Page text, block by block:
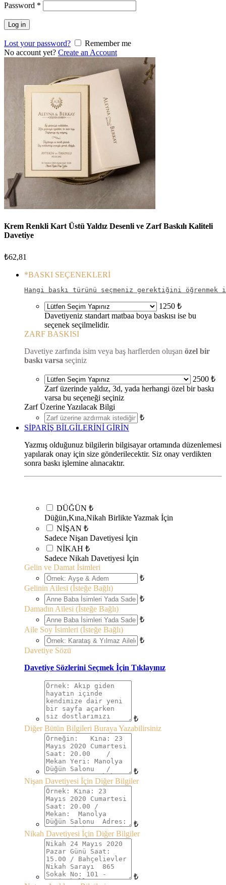
Password *
Log in
Lost your password?
Remember me
No account yet? Create an Account
Krem Renkli Kart Üstü Yaldız Desenli ve Zarf Baskılı Kaliteli
Davetiye
₺62,81
*BASKI SEÇENEKLERİ
Hangi baskı türünü seçmeniz gerektiğini öğrenmek
1250 ₺
Davetiyeniz standart matbaa boya baskısı ise bu
seçenek seçilmelidir.
ZARF BASKISI
Davetiye zarfında isim veya baş harflerden oluşan özel bir
baskı varsa seçiniz
2500 ₺
Zarf üzerinde yaldız, 3d, yada herhangi özel bir baskı
varsa bu seçeneği seçiniz
Zarf Üzerine Yazılacak Bilgi
₺
SİPARİŞ BİLGİLERİNİ GİRİN
Yazmış olduğunuz bilgilerin bilgisayar ortamında düzenlemesi
yapılarak onay için size gönderilecektir. Siz onay verdikten
sonra baskı işlemine alınacaktır.
DÜĞÜN ₺
Düğün,Kına,Nikah Birlikte Yazmak İçin
NİŞAN ₺
Sadece Nişan Davetiyesi İçin
NİKAH ₺
Sadece Nikah Davetiyesi İçin
Gelin ve Damat İsimleri
₺
Gelinin Ailesi (İsteğe Bağlı)
₺
Damadın Ailesi (İsteğe Bağlı)
₺
Aile Soy İsimleri (İsteğe Bağlı)
₺
Davetiye Sözü
Davetiye Sözlerini Seçmek İçin Tıklayınız
₺
Diğer Bütün Bilgileri Buraya Yazabilirsiniz
₺
Nişan Davetiyesi İçin Diğer Bilgiler
₺
Nikah Davetiyesi İçin Diğer Bilgiler
₺